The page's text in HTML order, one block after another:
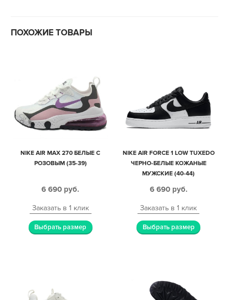
ПОХОЖИЕ ТОВАРЫ
NIKE AIR MAX 270 БЕЛЫЕ С
РОЗОВЫМ (35-39)
6 690 руб.
Заказать в 1 клик
Выбрать размер
NIKE AIR FORCE 1 LOW TUXEDO
ЧЕРНО-БЕЛЫЕ КОЖАНЫЕ
МУЖСКИЕ (40-44)
6 690 руб.
Заказать в 1 клик
Выбрать размер